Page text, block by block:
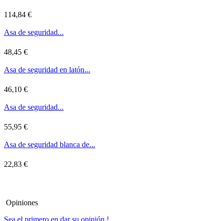
114,84 €
Asa de seguridad...
48,45 €
Asa de seguridad en latón...
46,10 €
Asa de seguridad...
55,95 €
Asa de seguridad blanca de...
22,83 €
Opiniones